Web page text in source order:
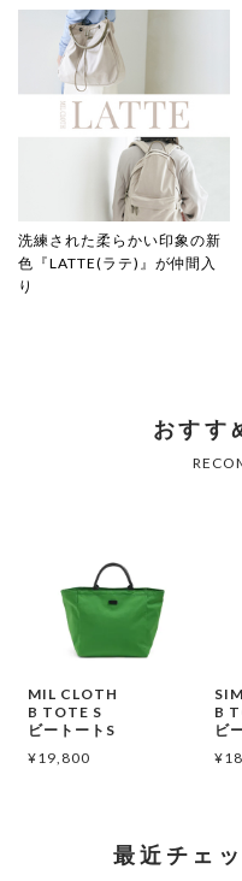
洗練された柔らかい印象の新
色『LATTE(ラテ)』が仲間入
り
MIL CLOTH
B TOTE S
ビートートS
¥19,800
B
ビ
¥